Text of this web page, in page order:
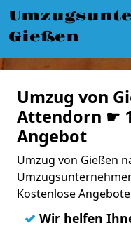
Gießen
Umzug von
Attendorn ☛
Angebot
Umzug von Gießen
Kostenlose
✓ Wir helfen